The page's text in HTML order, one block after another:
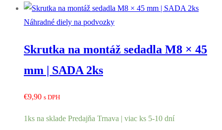
Náhradné diely na podvozky
Skrutka na montáž sedadla M8 × 45
mm | SADA 2ks
€9,90 s DPH
1ks na sklade Predajňa Trnava | viac ks 5-10 dní